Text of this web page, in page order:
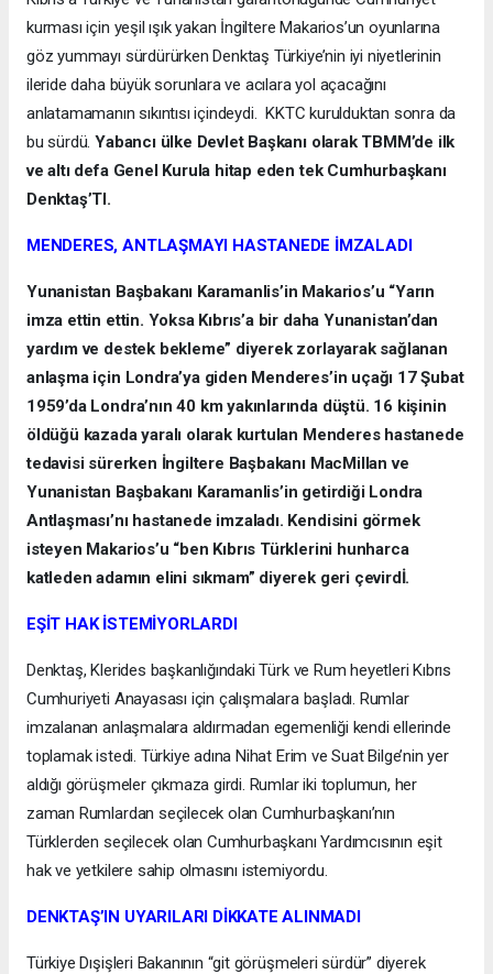
kurması için yeşil ışık yakan İngiltere Makarios’un oyunlarına
göz yummayı sürdürürken Denktaş Türkiye’nin iyi niyetlerinin
ileride daha büyük sorunlara ve acılara yol açacağını
anlatamamanın sıkıntısı içindeydi. KKTC kurulduktan sonra da
bu sürdü.Yabancı ülke Devlet Başkanı olarak TBMM’de ilk
ve altı defa Genel Kurula hitap eden tek Cumhurbaşkanı
Denktaş’TI.
MENDERES, ANTLAŞMAYI HASTANEDE İMZALADI
Yunanistan Başbakanı Karamanlis’in Makarios’u “Yarın
imza ettin ettin. Yoksa Kıbrıs’a bir daha Yunanistan’dan
yardım ve destek bekleme” diyerek zorlayarak sağlanan
anlaşma için Londra’ya giden Menderes’in uçağı 17 Şubat
1959’da Londra’nın 40 km yakınlarında düştü. 16 kişinin
öldüğü kazada yaralı olarak kurtulan Menderes hastanede
tedavisi sürerken İngiltere Başbakanı MacMillan ve
Yunanistan Başbakanı Karamanlis’in getirdiği Londra
Antlaşması’nı hastanede imzaladı. Kendisini görmek
isteyen Makarios’u “ben Kıbrıs Türklerini hunharca
katleden adamın elini sıkmam” diyerek geri çevirdİ.
EŞİT HAK İSTEMİYORLARDI
Denktaş, Klerides başkanlığındaki Türk ve Rum heyetleri Kıbrıs
Cumhuriyeti Anayasası için çalışmalara başladı. Rumlar
imzalanan anlaşmalara aldırmadan egemenliği kendi ellerinde
toplamak istedi. Türkiye adına Nihat Erim ve Suat Bilge’nin yer
aldığı görüşmeler çıkmaza girdi. Rumlar iki toplumun, her
zaman Rumlardan seçilecek olan Cumhurbaşkanı’nın
Türklerden seçilecek olan Cumhurbaşkanı Yardımcısının eşit
hak ve yetkilere sahip olmasını istemiyordu.
DENKTAŞ’IN UYARILARI DİKKATE ALINMADI
Türkiye Dışişleri Bakanının “git görüşmeleri sürdür” diyerek